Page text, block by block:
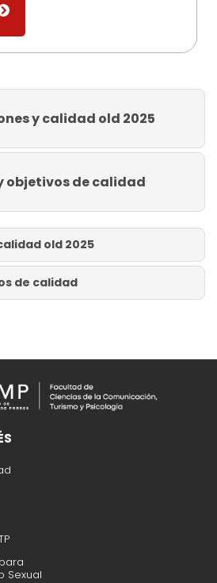
y calidad old 2025
objetivos de calidad
old 2025
de calidad
Sexual​